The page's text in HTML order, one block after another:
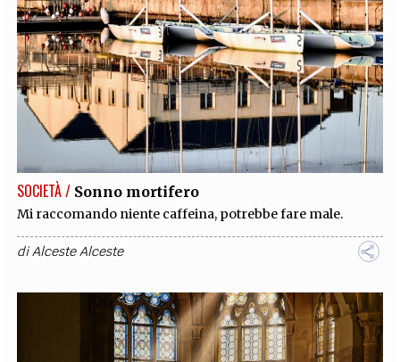
SOCIETÀ / Sonno mortifero
Mi raccomando niente caffeina, potrebbe fare male.
diAlceste Alceste